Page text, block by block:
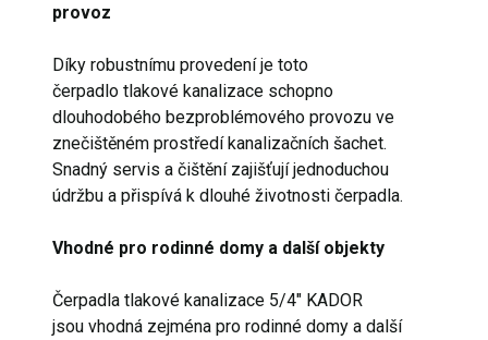
provoz
Díky robustnímu provedení je toto
čerpadlo tlakové kanalizace schopno
dlouhodobého bezproblémového provozu ve
znečištěném prostředí kanalizačních šachet.
Snadný servis a čištění zajišťují jednoduchou
údržbu a přispívá k dlouhé životnosti čerpadla.
Vhodné pro rodinné domy a další objekty
Čerpadla tlakové kanalizace 5/4" KADOR
jsou vhodná zejména pro rodinné domy a další